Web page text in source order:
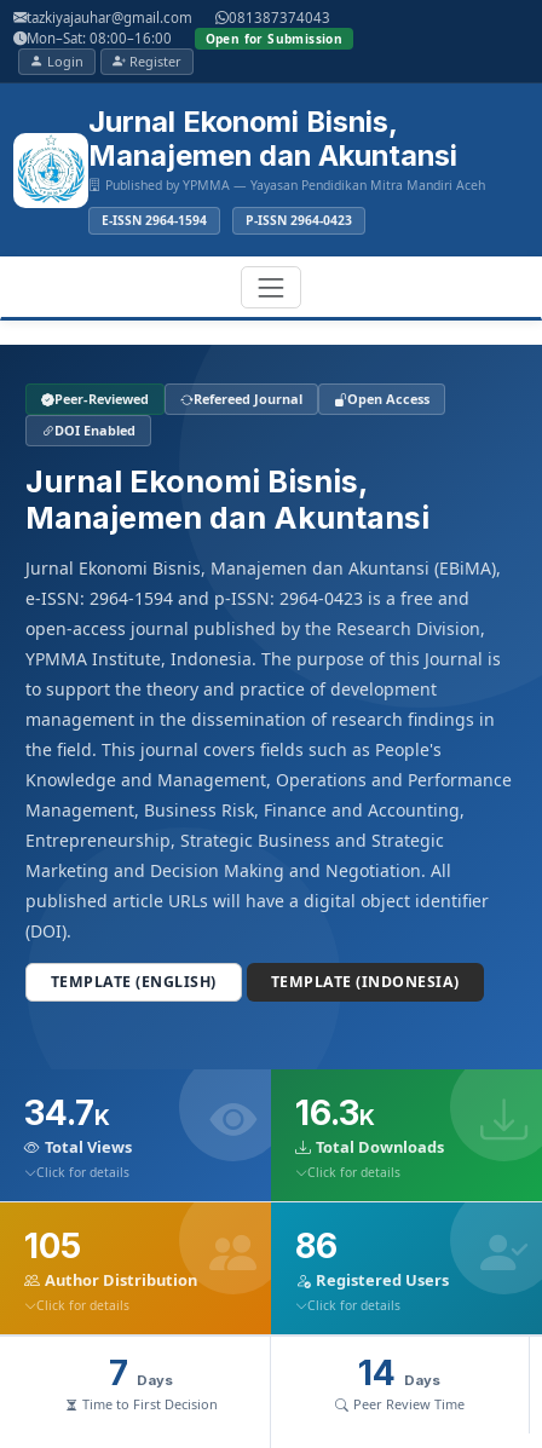
Main
Navigation
Main
Content
tazkiyajauhar@gmail.com
081387374043
Mon–Sat: 08:00–16:00
Open for Submission
Login Register
Jurnal Ekonomi Bisnis,
Manajemen dan Akuntansi
Published by YPMMA — Yayasan Pendidikan Mitra Mandiri Aceh
E-ISSN 2964-1594 P-ISSN 2964-0423
Toggle
navigation
Peer-Reviewed Refereed Journal
Open Access
DOI Enabled
Jurnal Ekonomi Bisnis,
Manajemen dan Akuntansi
Jurnal Ekonomi Bisnis, Manajemen dan Akuntansi (EBiMA),
e-ISSN: 2964-1594 and p-ISSN: 2964-0423 is a free and
open-access journal published by the Research Division,
YPMMA Institute, Indonesia. The purpose of this Journal is
to support the theory and practice of development
management in the dissemination of research findings in
the field. This journal covers fields such as People's
Knowledge and Management, Operations and Performance
Management, Business Risk, Finance and Accounting,
Entrepreneurship, Strategic Business and Strategic
Marketing and Decision Making and Negotiation. All
published article URLs will have a digital object identifier
(DOI).
TEMPLATE (ENGLISH) TEMPLATE (INDONESIA)
34.7K
Total Views
Click for details
16.3K
Total Downloads
Click for details
105
Author Distribution
Click for details
86
Registered Users
Click for details
7 Days
Time to First Decision
14 Days
Peer Review Time